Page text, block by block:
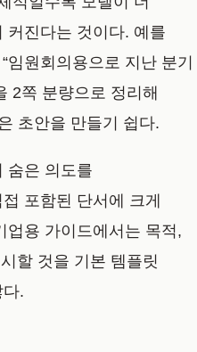
커진다는 것이다. 예를
임원회의용으로 지난 분기
2쪽 분량으로 정리해
초안을 만들기 쉽다.
숨은 의도를
포함된 단서에 크게
업용 가이드에서는 목적,
할 것을 기본 템플릿
.